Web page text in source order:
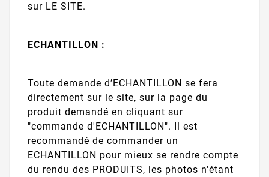
sur LE SITE.
ECHANTILLON :
Toute demande d’ECHANTILLON se fera
directement sur le site, sur la page du
produit demandé en cliquant sur
"commande d'ECHANTILLON". Il est
recommandé de commander un
ECHANTILLON pour mieux se rendre compte
du rendu des PRODUITS, les photos n'étant